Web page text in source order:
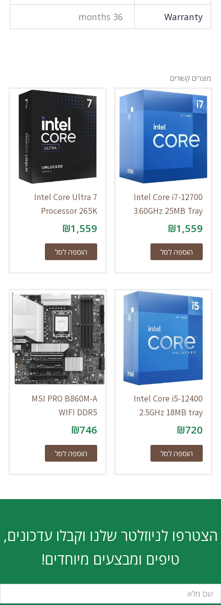
Warranty
36 months
מוצרים קשורים
Intel Core i7-12700
3.60GHz 25MB Tray
₪1,559
הוספה לסל
Intel Core Ultra 7
Processor 265K
₪1,559
הוספה לסל
Intel Core i5-12400
2.5GHz 18MB tray
₪720
הוספה לסל
MSI PRO B860M-A
WIFI DDR5
₪746
הוספה לסל
הצטרפו לניוזלטר שלנו וקבלו עדכונים,
טיפים ומבצעים מיוחדים!